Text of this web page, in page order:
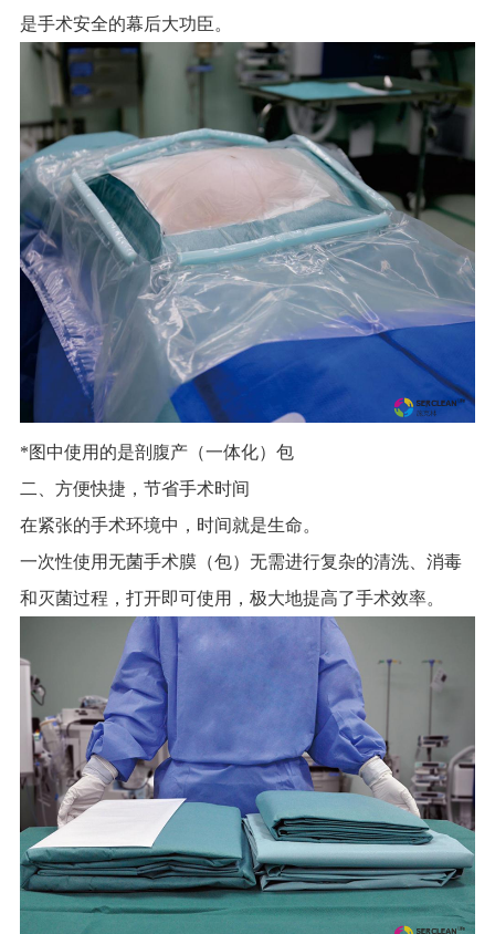
是手术安全的幕后大功臣。
*图中使用的是剖腹产（一体化）包
二、方便快捷，节省手术时间
在紧张的手术环境中，时间就是生命。
一次性使用无菌手术膜（包）无需进行复杂的清洗、消毒
和灭菌过程，打开即可使用，极大地提高了手术效率。